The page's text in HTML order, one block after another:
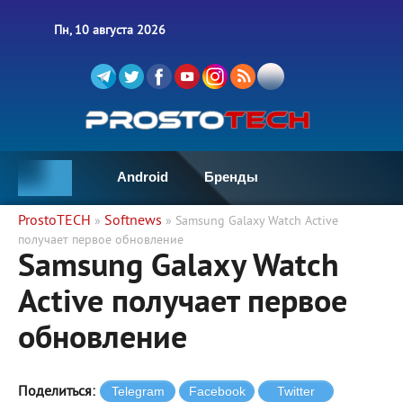
Пн, 10 августа 2026
Android Бренды
ProstoTECH » Softnews » Samsung Galaxy Watch Active
получает первое обновление
Samsung Galaxy Watch
Active получает первое
обновление
Поделиться: